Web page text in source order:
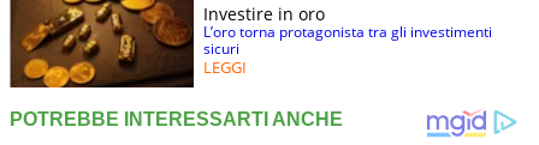
Investire in oro
L’oro torna protagonista tra gli investimenti
sicuri
LEGGI